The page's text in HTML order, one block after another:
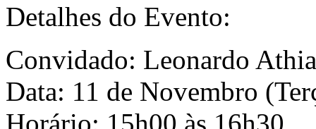
Detalhes do Evento:
Convidado: Leonardo
Data: 11 de Novembro
Horário: 15h00 às 16h30